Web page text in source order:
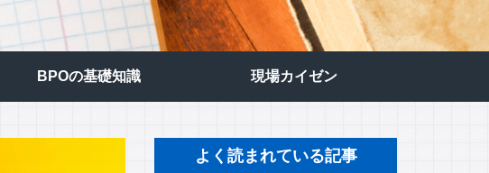
BPOの基礎知識 現場カイゼン
よく読まれている記事